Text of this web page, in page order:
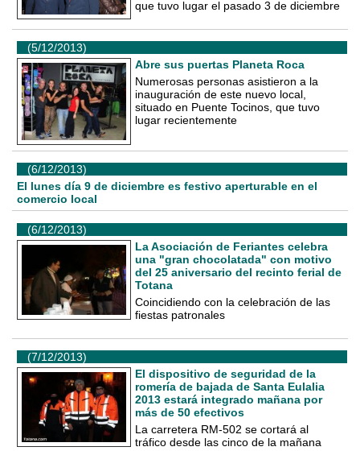
que tuvo lugar el pasado 3 de diciembre
(5/12/2013)
Abre sus puertas Planeta Roca
Numerosas personas asistieron a la
inauguración de este nuevo local,
situado en Puente Tocinos, que tuvo
lugar recientemente
(6/12/2013)
El lunes día 9 de diciembre es festivo aperturable en el
comercio local
(6/12/2013)
La Asociación de Feriantes celebra
una "gran chocolatada" con motivo
del 25 aniversario del recinto ferial de
Totana
Coincidiendo con la celebración de las
fiestas patronales
(7/12/2013)
El dispositivo de seguridad de la
romería de bajada de Santa Eulalia
2013 estará integrado mañana por
más de 50 efectivos
La carretera RM-502 se cortará al
tráfico desde las cinco de la mañana